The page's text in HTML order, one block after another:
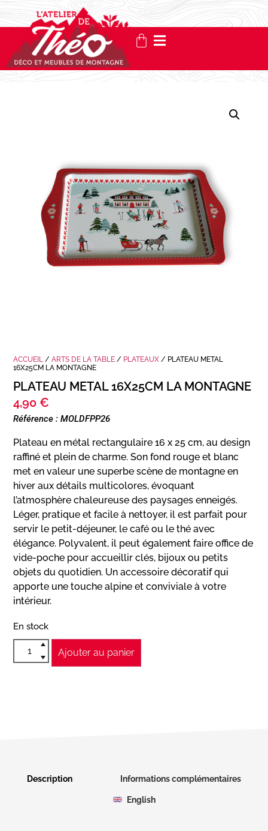
ACCUEIL /ARTS DE LA TABLE / PLATEAUX / PLATEAU METAL
16X25CM LA MONTAGNE
PLATEAU METAL 16X25CM LA MONTAGNE
4,90 €
Référence : MOLDFPP26
Plateau en métal rectangulaire 16 x 25 cm, au design
raffiné et plein de charme. Son fond rouge et blanc
met en valeur une superbe scène de montagne en
hiver aux détails multicolores, évoquant
l’atmosphère chaleureuse des paysages enneigés.
Léger, pratique et facile à nettoyer, il est parfait pour
servir le petit-déjeuner, le café ou le thé avec
élégance. Polyvalent, il peut également faire office de
vide-poche pour accueillir clés, bijoux ou petits
objets du quotidien. Un accessoire décoratif qui
apporte une touche alpine et conviviale à votre
intérieur.
En stock
Ajouter au panier
Description Informations complémentaires
English